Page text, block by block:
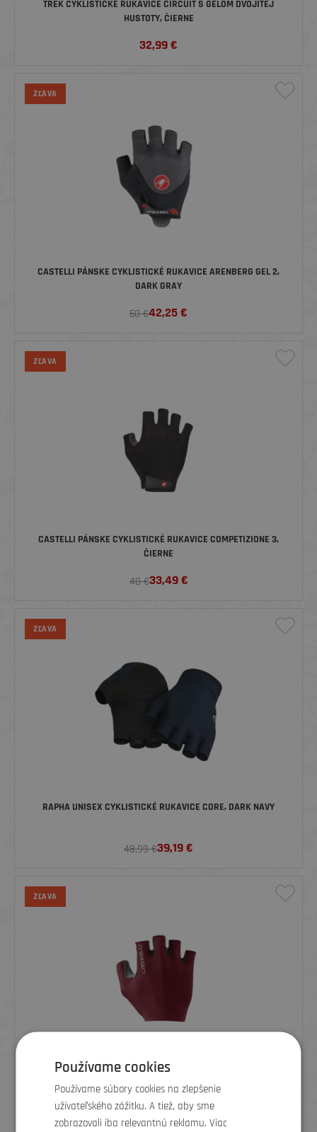
TREK CYKLISTICKÉ RUKAVICE CIRCUIT S GÉLOM DVOJITEJ
HUSTOTY, ČIERNE
32,99€
ZĽAVA
CASTELLI PÁNSKE CYKLISTICKÉ RUKAVICE ARENBERG GEL 2,
DARK GRAY
50 €42,25€
ZĽAVA
CASTELLI PÁNSKE CYKLISTICKÉ RUKAVICE COMPETIZIONE 3,
ČIERNE
40 €33,49€
ZĽAVA
RAPHA UNISEX CYKLISTICKÉ RUKAVICE CORE, DARK NAVY
48,99 €39,19€
ZĽAVA
CASTELLI PÁNSKE CYKLISTICKÉ RUKAVICE ESPRESSO, DEEP
BORDEAUX
39,99 € 27,87 €
Používame cookies
Používame súbory cookies na zlepšenie
užívateľského zážitku. A tiež, aby sme
zobrazovali iba relevantnú reklamu. Viac